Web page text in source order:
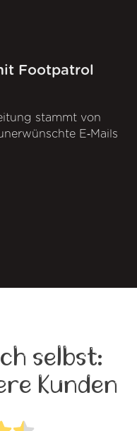
Footpatrol
stammt von
E‑Mails
selbst:
Kunden